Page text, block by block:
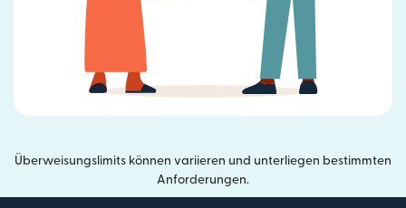
Überweisungslimits können variieren und unterliegen bestimmten
Anforderungen.